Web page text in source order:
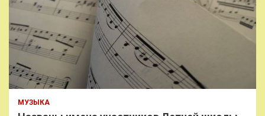
МУЗЫКА